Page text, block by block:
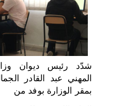
شدّد رئيس ديوان
المهني عبد القادر
بمقر الوزارة بوفد من